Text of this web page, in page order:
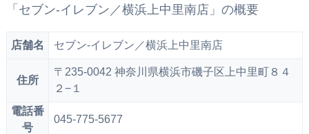
「セブン‐イレブン／横浜上中里南店」の概要
店舗名 セブン‐イレブン／横浜上中里南店
住所
〒235-0042 神奈川県横浜市磯子区上中里町８４
２−１
電話番
号
045-775-5677